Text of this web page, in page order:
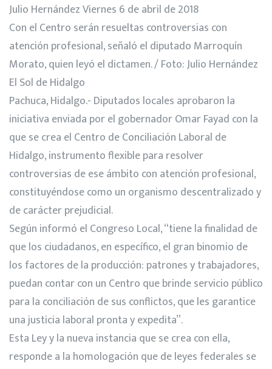
Julio Hernández Viernes 6 de abril de 2018
Con el Centro serán resueltas controversias con
atención profesional, señaló el diputado Marroquín
Morato, quien leyó el dictamen. / Foto: Julio Hernández
El Sol de Hidalgo
Pachuca, Hidalgo.- Diputados locales aprobaron la
iniciativa enviada por el gobernador Omar Fayad con la
que se crea el Centro de Conciliación Laboral de
Hidalgo, instrumento flexible para resolver
controversias de ese ámbito con atención profesional,
constituyéndose como un organismo descentralizado y
de carácter prejudicial.
Según informó el Congreso Local, “tiene la finalidad de
que los ciudadanos, en específico, el gran binomio de
los factores de la producción: patrones y trabajadores,
puedan contar con un Centro que brinde servicio público
para la conciliación de sus conflictos, que les garantice
una justicia laboral pronta y expedita”.
Esta Ley y la nueva instancia que se crea con ella,
responde a la homologación que de leyes federales se